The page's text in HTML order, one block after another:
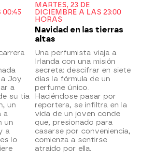
00:45
Joy
a
su tía
un
a
un
a
lo
MARTES, 23 DE
DICIEMBRE A LAS 23:00
HORAS
Navidad en las tierras
altas
Una perfumista viaja a
Irlanda con una misión
secreta: descifrar en siete
días la fórmula de un
perfume único.
Haciéndose pasar por
reportera, se infiltra en la
vida de un joven conde
que, presionado para
casarse por conveniencia,
comienza a sentirse
atraído por ella.